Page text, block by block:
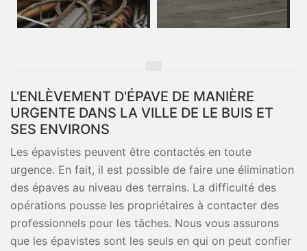
L'ENLÈVEMENT D'ÉPAVE DE MANIÈRE
URGENTE DANS LA VILLE DE LE BUIS ET
SES ENVIRONS
Les épavistes peuvent être contactés en toute
urgence. En fait, il est possible de faire une élimination
des épaves au niveau des terrains. La difficulté des
opérations pousse les propriétaires à contacter des
professionnels pour les tâches. Nous vous assurons
que les épavistes sont les seuls en qui on peut confier